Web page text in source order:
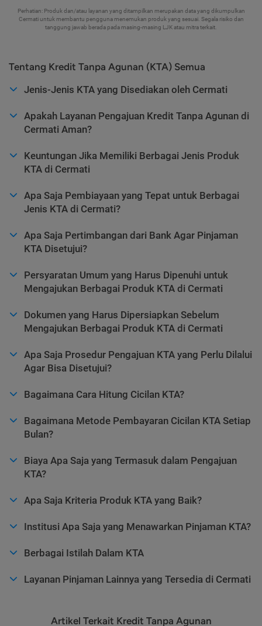
Perhatian: Produk dan/atau layanan yang ditampilkan merupakan data yang dikumpulkan
Cermati untuk membantu pengguna menemukan produk yang sesuai. Segala risiko dan
tanggung jawab berada pada masing-masing LJK atau mitra terkait.
Tentang Kredit Tanpa Agunan (KTA) Semua
Jenis-Jenis KTA yang Disediakan oleh Cermati
Apakah Layanan Pengajuan Kredit Tanpa Agunan di
Cermati Aman?
Keuntungan Jika Memiliki Berbagai Jenis Produk
KTA di Cermati
Apa Saja Pembiayaan yang Tepat untuk Berbagai
Jenis KTA di Cermati?
Apa Saja Pertimbangan dari Bank Agar Pinjaman
KTA Disetujui?
Persyaratan Umum yang Harus Dipenuhi untuk
Mengajukan Berbagai Produk KTA di Cermati
Dokumen yang Harus Dipersiapkan Sebelum
Mengajukan Berbagai Produk KTA di Cermati
Apa Saja Prosedur Pengajuan KTA yang Perlu Dilalui
Agar Bisa Disetujui?
Bagaimana Cara Hitung Cicilan KTA?
Bagaimana Metode Pembayaran Cicilan KTA Setiap
Bulan?
Biaya Apa Saja yang Termasuk dalam Pengajuan
KTA?
Apa Saja Kriteria Produk KTA yang Baik?
Institusi Apa Saja yang Menawarkan Pinjaman KTA?
Berbagai Istilah Dalam KTA
Layanan Pinjaman Lainnya yang Tersedia di Cermati
Artikel Terkait Kredit Tanpa Agunan